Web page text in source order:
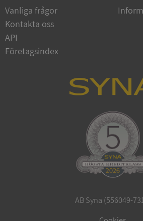
Vanliga frågor
Kontakta oss
API
Företagsindex
AB Syna (556049-
ASP.NET_SessionId
ARRAffinity
Privacy Policy